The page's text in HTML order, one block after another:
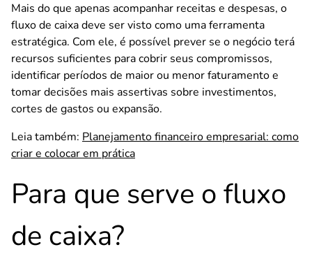
Mais do que apenas acompanhar receitas e despesas, o
fluxo de caixa deve ser visto como uma ferramenta
estratégica. Com ele, é possível prever se o negócio terá
recursos suficientes para cobrir seus compromissos,
identificar períodos de maior ou menor faturamento e
tomar decisões mais assertivas sobre investimentos,
cortes de gastos ou expansão.
Leia também: Planejamento financeiro empresarial: como
criar e colocar em prática
Para que serve o fluxo
de caixa?